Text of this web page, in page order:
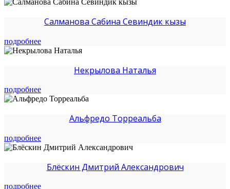
Салманова Сабина Севиндик кызы
подробнее
Некрылова Наталья
подробнее
Альфредо Торреальба
подробнее
Блёскин Дмитрий Александрович
подробнее